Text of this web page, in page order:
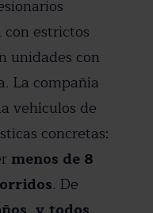
estrictos
unidades con
La compañía
vehículos de
concretas:
menos de 8
. De